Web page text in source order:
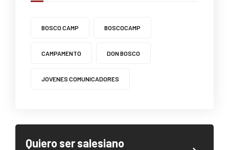
BOSCO CAMP BOSCOCAMP
CAMPAMENTO DON BOSCO
JOVENES COMUNICADORES
Quiero ser salesiano